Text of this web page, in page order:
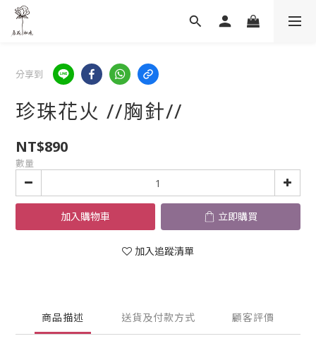
分享到
珍珠花火 //胸針//
NT$890
數量
加入購物車 立即購買
加入追蹤清單
商品描述 送貨及付款方式 顧客評價